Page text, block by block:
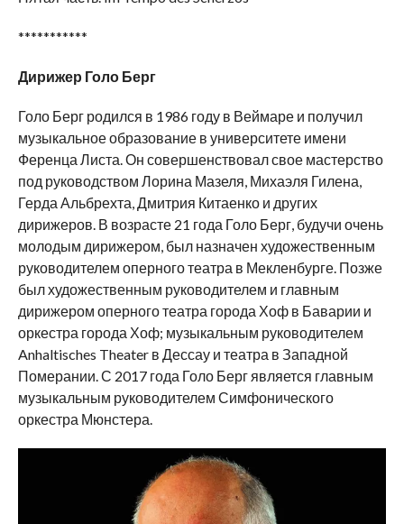
***********
Дирижер Голо Берг
Голо Берг родился в 1986 году в Веймаре и получил
музыкальное образование в университете имени
Ференца Листа. Он совершенствовал свое мастерство
под руководством Лорина Мазеля, Михаэля Гилена,
Герда Альбрехта, Дмитрия Китаенко и других
дирижеров. В возрасте 21 года Голо Берг, будучи очень
молодым дирижером, был назначен художественным
руководителем оперного театра в Мекленбурге. Позже
был художественным руководителем и главным
дирижером оперного театра города Хоф в Баварии и
оркестра города Хоф; музыкальным руководителем
Anhaltisches Theater в Дессау и театра в Западной
Померании. С 2017 года Голо Берг является главным
музыкальным руководителем Симфонического
оркестра Мюнстера.